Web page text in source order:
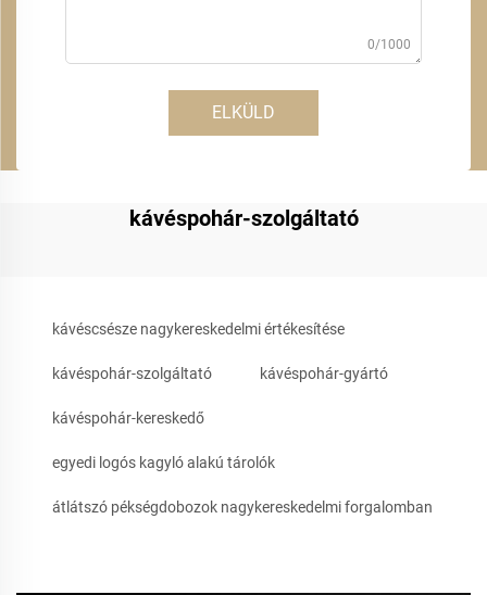
0/1000
ELKÜLD
kávéspohár-szolgáltató
kávéscsésze nagykereskedelmi értékesítése
kávéspohár-szolgáltató kávéspohár-gyártó
kávéspohár-kereskedő
egyedi logós kagyló alakú tárolók
átlátszó pékségdobozok nagykereskedelmi forgalomban